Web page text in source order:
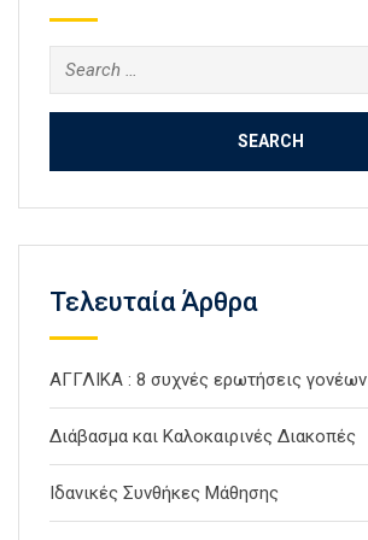
Search
for:
Τελευταία Άρθρα
ΑΓΓΛΙΚΑ : 8 συχνές ερωτήσεις γονέων
Διάβασμα και Καλοκαιρινές Διακοπές
Ιδανικές Συνθήκες Μάθησης